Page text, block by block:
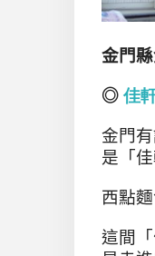
金門
◎ 佳
金門
是「
西點
這間「